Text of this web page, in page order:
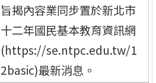
旨揭內容業同步置於新北市
十二年國民基本教育資訊網
(https://se.ntpc.edu.tw/1
2basic)最新消息。